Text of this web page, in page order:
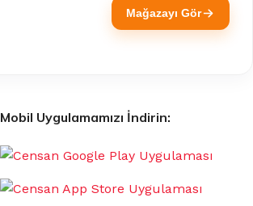
Mağazayı Gör
Mobil Uygulamamızı İndirin: